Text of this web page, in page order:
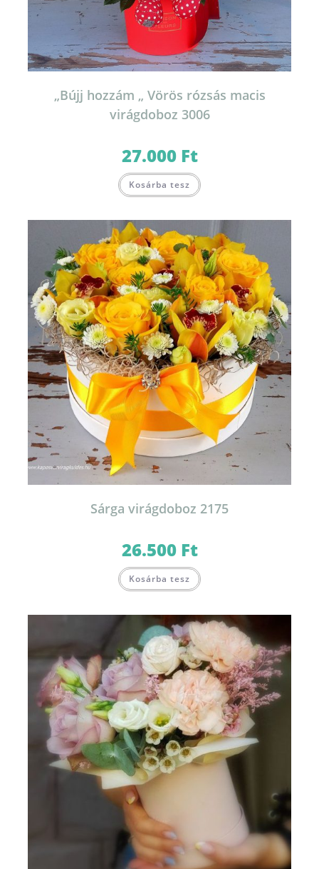
„Bújj hozzám „ Vörös rózsás macis
virágdoboz 3006
27.000 Ft
Kosárba tesz
Sárga virágdoboz 2175
26.500 Ft
Kosárba tesz